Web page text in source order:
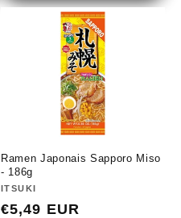
Ramen Japonais Sapporo Miso
- 186g
Fournisseur :
ITSUKI
Prix
€5,49 EUR